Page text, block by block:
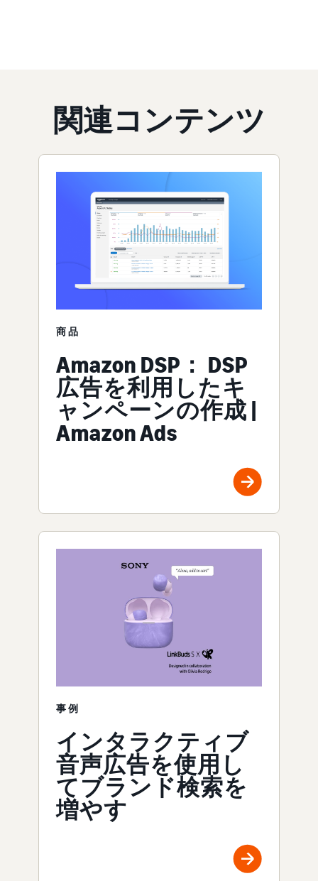
関連コンテンツ
商品
Amazon DSP： DSP
広告を利用したキ
ャンペーンの作成 |
Amazon Ads
事例
インタラクティブ
音声広告を使用し
てブランド検索を
増やす